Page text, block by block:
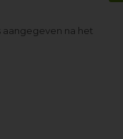
na het